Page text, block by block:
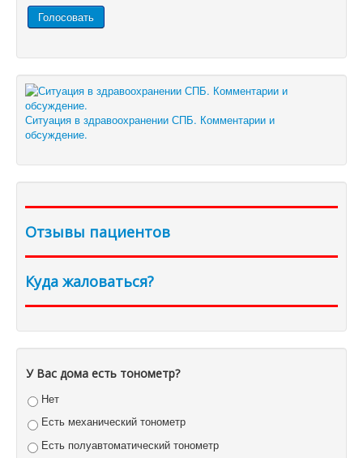
Ситуация в здравоохранении СПБ. Комментарии и
обсуждение.
Отзывы пациентов
Куда жаловаться?
У Вас дома есть тонометр?
Нет
Есть механический тонометр
Есть полуавтоматический тонометр